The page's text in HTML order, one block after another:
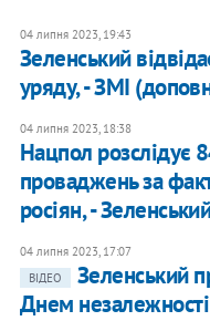
04 липня 2023, 19:43
Зеленський
уряду, - ЗМІ
04 липня 2023, 18:38
Нацпол розслідує
проваджень за
росіян, -
04 липня 2023, 17:07
ВІДЕО
Зеленський
Днем